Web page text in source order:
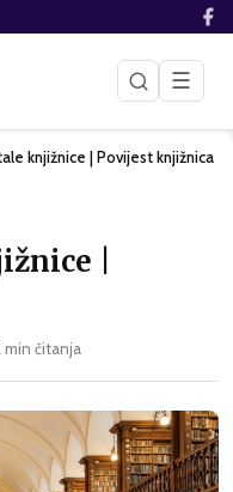
☰
knjižnice | Povijest knjižnica
|
min čitanja